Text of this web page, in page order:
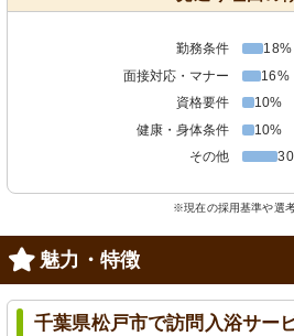
勤務条件
18%
面接対応・マナー
16%
資格要件
10%
健康・身体条件
10%
その他
※現在の採用基準や選
魅力・特徴
千葉県松戸市で訪問入浴サー